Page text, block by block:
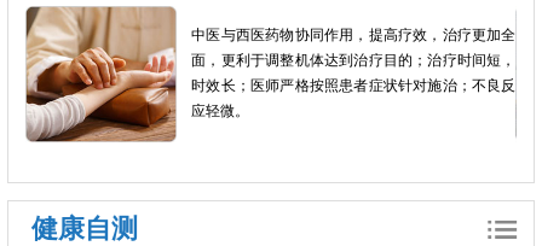
中医与西医药物协同作用，提高疗效，治疗更加全
面，更利于调整机体达到治疗目的；治疗时间短，
时效长；医师严格按照患者症状针对施治；不良反
应轻微。
健康自测